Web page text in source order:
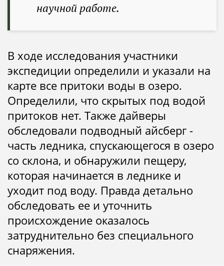
научной работе.
В ходе исследования участники
экспедиции определили и указали на
карте все притоки воды в озеро.
Определили, что скрытых под водой
притоков нет. Также дайверы
обследовали подводный айсберг -
часть ледника, спускающегося в озеро
со склона, и обнаружили пещеру,
которая начинается в леднике и
уходит под воду. Правда детально
обследовать ее и уточнить
происхождение оказалось
затруднительно без специального
снаряжения.